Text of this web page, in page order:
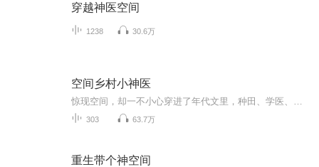
穿越神医空间
1238 30.6万
空间乡村小神医
303 63.7万
重生带个神空间